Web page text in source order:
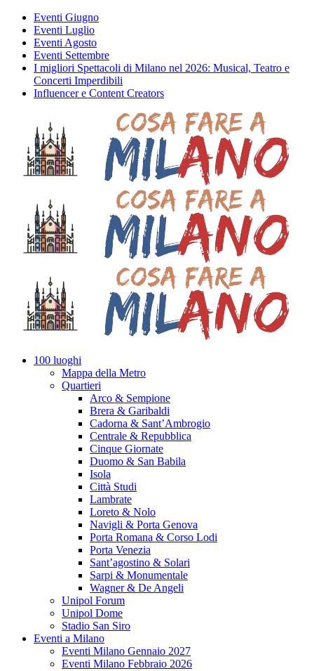
Eventi Giugno
Eventi Luglio
Eventi Agosto
Eventi Settembre
I migliori Spettacoli di Milano nel 2026: Musical, Teatro e
Concerti Imperdibili
Influencer e Content Creators
100 luoghi
Mappa della Metro
Quartieri
Arco & Sempione
Brera & Garibaldi
Cadorna & Sant’Ambrogio
Centrale & Repubblica
Cinque Giornate
Duomo & San Babila
Isola
Città Studi
Lambrate
Loreto & Nolo
Navigli & Porta Genova
Porta Romana & Corso Lodi
Porta Venezia
Sant’agostino & Solari
Sarpi & Monumentale
Wagner & De Angeli
Unipol Forum
Unipol Dome
Stadio San Siro
Eventi a Milano
Eventi Milano Gennaio 2027
Eventi Milano Febbraio 2026